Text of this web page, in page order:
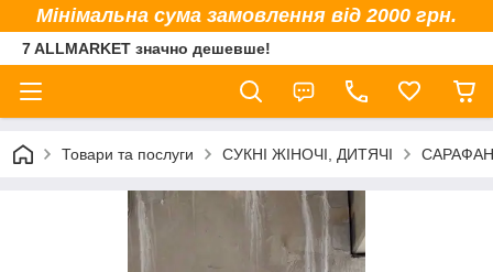
Мінімальна сума замовлення від 2000 грн.
7 ALLMARKET значно дешевше!
Товари та послуги СУКНІ ЖІНОЧІ, ДИТЯЧІ